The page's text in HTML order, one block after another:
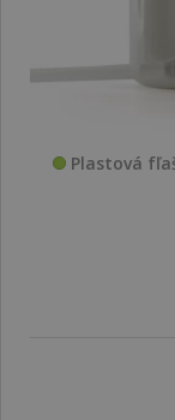
Plastová